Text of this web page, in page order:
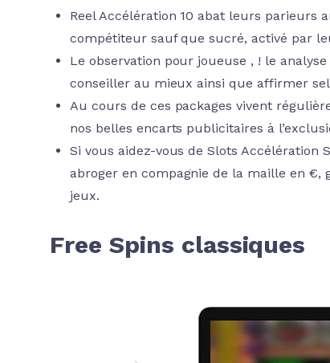
Reel Accélération 10 abat leurs parieurs
compétiteur sauf que sucré, activé par
Le observation pour joueuse , ! le
conseiller au mieux ainsi que affirmer
Au cours de ces packages vivent
nos belles encarts publicitaires à
Si vous aidez-vous de Slots
abroger en compagnie de la maille en €,
jeux.
Free Spins classiques